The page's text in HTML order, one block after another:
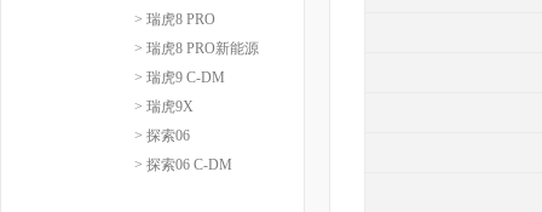
> 瑞虎8 PRO
> 瑞虎8 PRO新能源
> 瑞虎9 C-DM
> 瑞虎9X
> 探索06
> 探索06 C-DM